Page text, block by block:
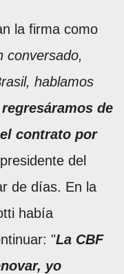
la firma como
conversado,
hablamos
de
contrato por
del
de días. En la
había
"La CBF
yo